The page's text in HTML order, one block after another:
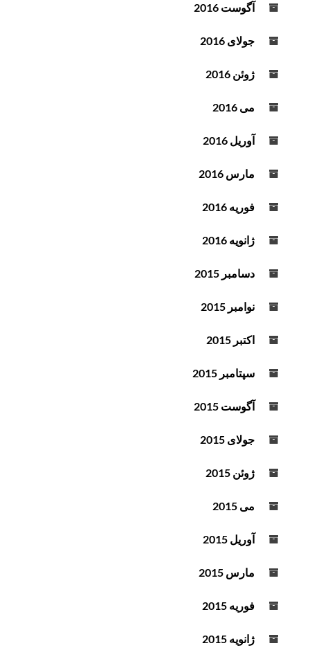
آگوست 2016
جولای 2016
ژوئن 2016
می 2016
آوریل 2016
مارس 2016
فوریه 2016
ژانویه 2016
دسامبر 2015
نوامبر 2015
اکتبر 2015
سپتامبر 2015
آگوست 2015
جولای 2015
ژوئن 2015
می 2015
آوریل 2015
مارس 2015
فوریه 2015
ژانویه 2015